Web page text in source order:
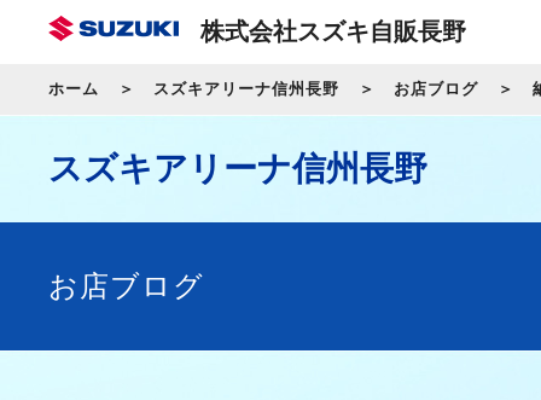
株式会社スズキ自販長野
ホーム スズキアリーナ信州長野 お店ブログ
スズキアリーナ信州長野
お店ブログ